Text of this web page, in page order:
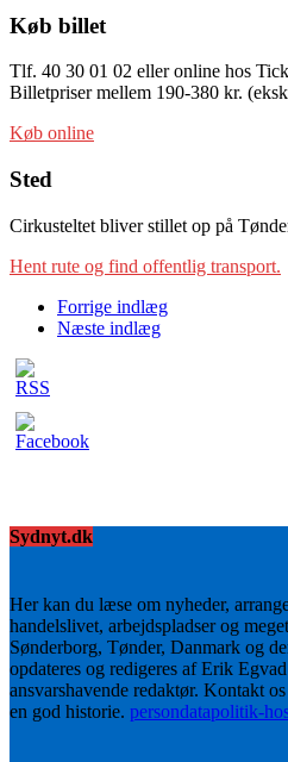
Køb billet
Tlf. 40 30 01 02 eller online hos
Billetpriser mellem 190-380 kr.
Køb online
Sted
Cirkusteltet bliver stillet op på
Hent rute og find offentlig transport.
Forrige indlæg
Næste indlæg
Sydnyt.dk
Her kan du læse om nyheder,
handelslivet, arbejdspladser og
Sønderborg, Tønder, Danmark og
opdateres og redigeres af Erik
ansvarshavende redaktør. Kontakt
en god historie. persondatapolitik-